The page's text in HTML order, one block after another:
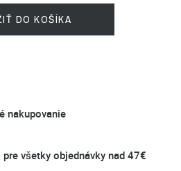
DO KOŠÍKA
nakupovanie
všetky objednávky nad 47€